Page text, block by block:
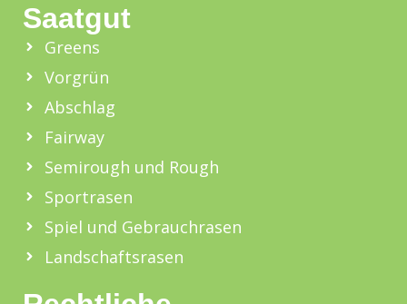
Saatgut
Greens
Vorgrün
Abschlag
Fairway
Semirough und Rough
Sportrasen
Spiel und Gebrauchrasen
Landschaftsrasen